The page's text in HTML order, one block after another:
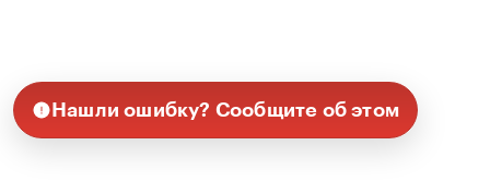
Нашли ошибку? Сообщите об этом